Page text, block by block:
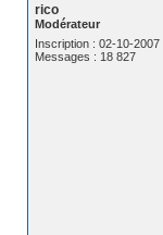
rico
Modérateur
Inscription : 02-10-2007
Messages : 18 827